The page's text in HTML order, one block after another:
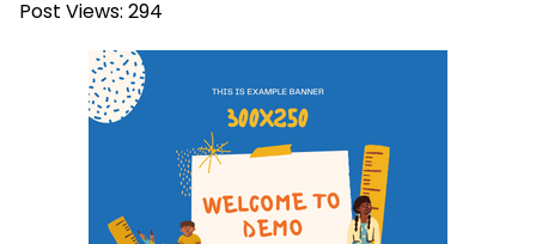
Post Views: 294